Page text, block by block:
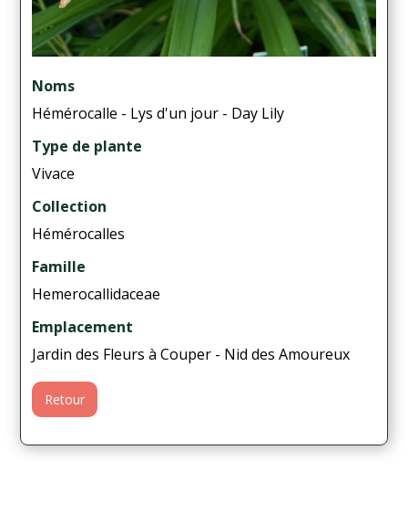
Noms
Hémérocalle - Lys d'un jour - Day Lily
Type de plante
Vivace
Collection
Hémérocalles
Famille
Hemerocallidaceae
Emplacement
Jardin des Fleurs à Couper - Nid des Amoureux
Retour